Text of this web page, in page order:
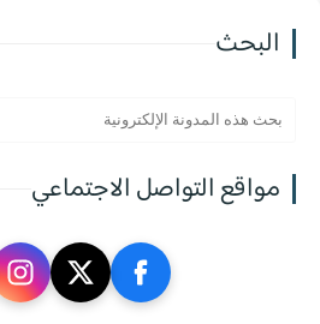
البحث
مواقع التواصل الاجتماعي